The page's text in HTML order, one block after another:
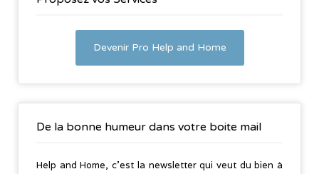
Devenir Pro Help and Home
De la bonne humeur dans votre boite mail
Help and Home, c’est la newsletter qui veut du bien à